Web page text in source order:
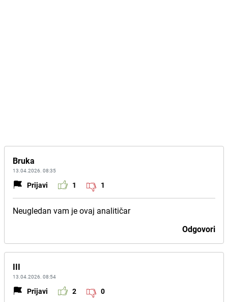
Bruka
13.04.2026. 08:35
Prijavi 1 1
Neugledan vam je ovaj analitičar
Odgovori
III
13.04.2026. 08:54
Prijavi 2 0